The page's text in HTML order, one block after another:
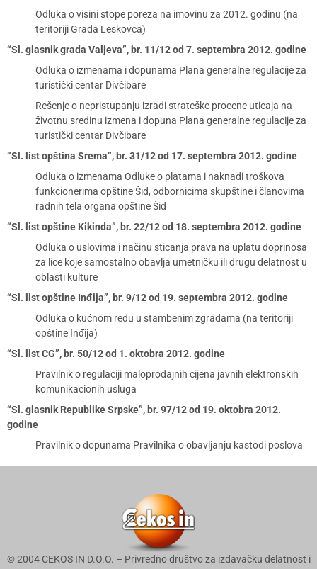
Odluka o visini stope poreza na imovinu za 2012. godinu (na
teritoriji Grada Leskovca)
“Sl. glasnik grada Valjeva”, br. 11/12 od 7. septembra 2012. godine
Odluka o izmenama i dopunama Plana generalne regulacije za
turistički centar Divčibare
Rešenje o nepristupanju izradi strateške procene uticaja na
životnu sredinu izmena i dopuna Plana generalne regulacije za
turistički centar Divčibare
“Sl. list opština Srema”, br. 31/12 od 17. septembra 2012. godine
Odluka o izmenama Odluke o platama i naknadi troškova
funkcionerima opštine Šid, odbornicima skupštine i članovima
radnih tela organa opštine Šid
“Sl. list opštine Kikinda”, br. 22/12 od 18. septembra 2012. godine
Odluka o uslovima i načinu sticanja prava na uplatu doprinosa
za lice koje samostalno obavlja umetničku ili drugu delatnost u
oblasti kulture
“Sl. list opštine Inđija”, br. 9/12 od 19. septembra 2012. godine
Odluka o kućnom redu u stambenim zgradama (na teritoriji
opštine Inđija)
“Sl. list CG”, br. 50/12 od 1. oktobra 2012. godine
Pravilnik o regulaciji maloprodajnih cijena javnih elektronskih
komunikacionih usluga
“Sl. glasnik Republike Srpske”, br. 97/12 od 19. oktobra 2012.
godine
Pravilnik o dopunama Pravilnika o obavljanju kastodi poslova
© 2004 CEKOS IN D.O.O. – Privredno društvo za izdavačku delatnost i